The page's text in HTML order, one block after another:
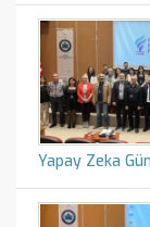
Yapay Zeka